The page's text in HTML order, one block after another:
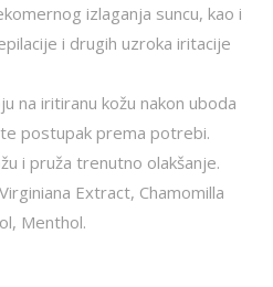
izlaganja suncu, kao i
i drugih uzroka iritacije
na iritiranu kožu nakon uboda
postupak prema potrebi.
i pruža trenutno olakšanje.
Extract, Chamomilla
Menthol.